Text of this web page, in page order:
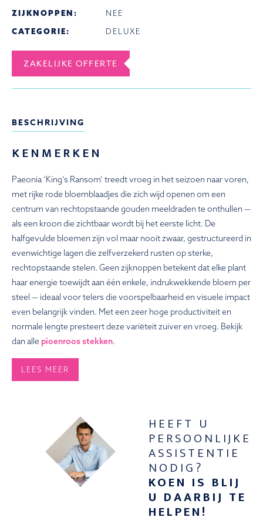
ZIJKNOPPEN:
NEE
CATEGORIE:
DELUXE
ZAKELIJKE OFFERTE
BESCHRIJVING
KENMERKEN
Paeonia ‘King’s Ransom’ treedt vroeg in het seizoen naar voren,
met rijke rode bloemblaadjes die zich wijd openen om een
centrum van rechtopstaande gouden meeldraden te onthullen —
als een kroon die zichtbaar wordt bij het eerste licht. De
halfgevulde bloemen zijn vol maar nooit zwaar, gestructureerd in
evenwichtige lagen die zelfverzekerd rusten op sterke,
rechtopstaande stelen. Geen zijknoppen betekent dat elke plant
haar energie toewijdt aan één enkele, indrukwekkende bloem per
steel — ideaal voor telers die voorspelbaarheid en visuele impact
even belangrijk vinden. Met een zeer hoge productiviteit en
normale lengte presteert deze variëteit zuiver en vroeg. Bekijk
dan alle pioenroos stekken.
LEES MEER
HEEFT U
PERSOONLIJKE
ASSISTENTIE
NODIG?
KOEN IS BLIJ
U DAARBIJ TE
HELPEN!